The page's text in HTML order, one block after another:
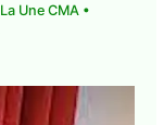
La Une CMA •